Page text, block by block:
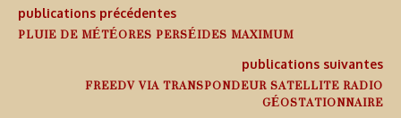
publications précédentes
PLUIE DE MÉTÉORES PERSÉIDES MAXIMUM
publications suivantes
FREEDV VIA TRANSPONDEUR SATELLITE RADIO
GÉOSTATIONNAIRE